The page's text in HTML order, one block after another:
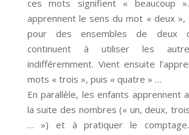
ces mots signifient « beaucoup
apprennent le sens du mot « deux »,
pour des ensembles de deux
continuent à utiliser les
indifféremment. Vient ensuite
mots « trois », puis « quatre » …
En parallèle, les enfants apprennent
la suite des nombres (« un, deux,
… ») et à pratiquer le comptage.